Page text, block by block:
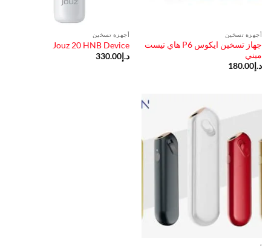
أجهزة تسخين
جهاز تسخين ايكوس P6 هاي تيست
ميني
د.إ 180.00
أجهزة تسخين
Jouz 20 HNB Device
د.إ 330.00